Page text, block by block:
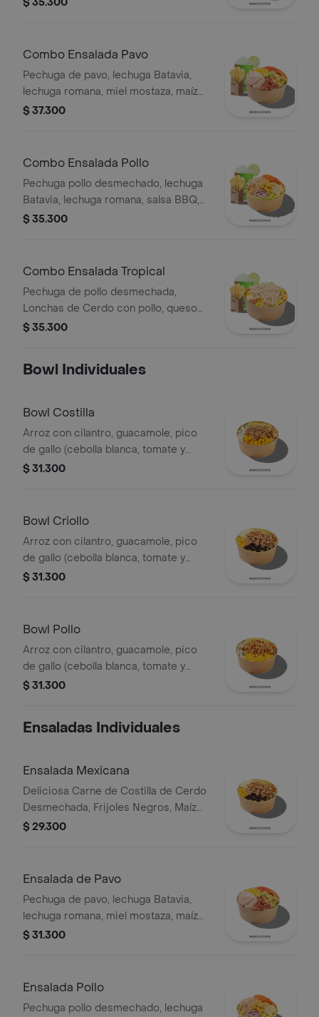
Combo Ensalada Pavo
Pechuga de pavo, lechuga Batavia,
lechuga romana, miel mostaza, maíz
tierno, tomate chonto, croutones y
$ 37.300
Combo Ensalada Pollo
Pechuga pollo desmechado, lechuga
Batavia, lechuga romana, salsa BBQ,
tomate chonto, queso mozzarella,
$ 35.300
Combo Ensalada Tropical
Pechuga de pollo desmechada,
Lonchas de Cerdo con pollo, queso
amarillo, piña calada, lechuga batavia y
$ 35.300
Bowl Individuales
Bowl Costilla
Arroz con cilantro, guacamole, pico
de gallo (cebolla blanca, tomate y
cilantro), piña calada asada y costilla
$ 31.300
Bowl Criollo
Arroz con cilantro, guacamole, pico
de gallo (cebolla blanca, tomate y
cilantro), carne de res desmechada,
$ 31.300
Bowl Pollo
Arroz con cilantro, guacamole, pico
de gallo (cebolla blanca, tomate y
cilantro), maíz tierno, hogo y pechuga
$ 31.300
Ensaladas Individuales
Ensalada Mexicana
Deliciosa Carne de Costilla de Cerdo
Desmechada, Frijoles Negros, Maíz
tierno, Queso mozzarella, Guacamole,
$ 29.300
Ensalada de Pavo
Pechuga de pavo, lechuga Batavia,
lechuga romana, miel mostaza, maíz
tierno, tomate chonto, croutones y
$ 31.300
Ensalada Pollo
Pechuga pollo desmechado, lechuga